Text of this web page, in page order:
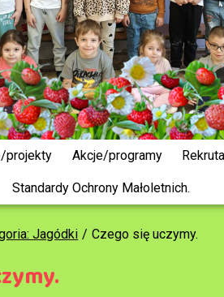
projekty Akcje/programy
Standardy Ochrony Małoletnich.
Jagódki Czego się uczymy.